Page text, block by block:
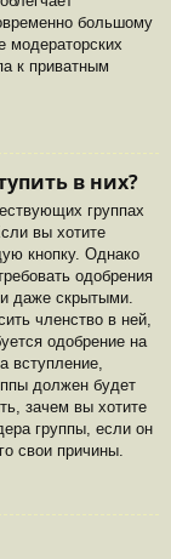
большому
модераторских
к приватным
в них?
группах
вы хотите
кнопку. Однако
одобрения
даже скрытыми.
членство в ней,
одобрение на
вступление,
должен будет
зачем вы хотите
группы, если он
свои причины.